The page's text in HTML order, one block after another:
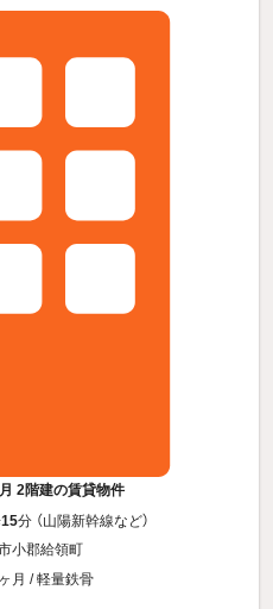
2階建の賃貸物件
15分 （山陽新幹線など）
小郡給領町
月 / 軽量鉄骨